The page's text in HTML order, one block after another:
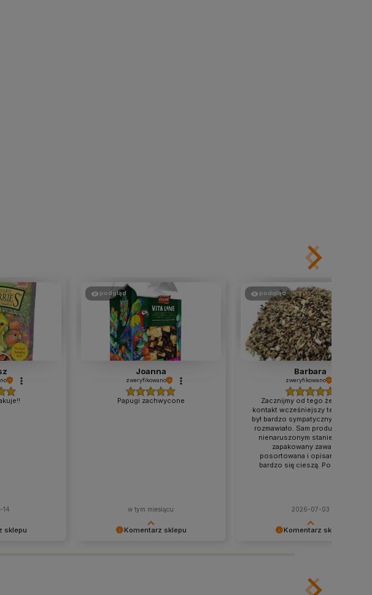
sklepu
14
Komentarz sklepu
podgląd
Joanna
zweryfikowano
Papugi zachwycone
w tym miesiącu
Komentarz sklepu
podgląd
Barbara
zweryfikowano
Zacznijmy od tego że już sam
kontakt wcześniejszy telefoniczny
był bardzo sympatyczny aż miło się
rozmawiało. Sam produkt dotarł w
nienaruszonym stanie świetnie
zapakowany zawartość
posortowana i opisana. Ptaśki
bardzo się cieszą. Pozdrawiam
2026-07-03